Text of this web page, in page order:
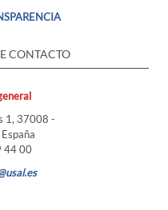
CONTACTO
1, 37008 -
44 00